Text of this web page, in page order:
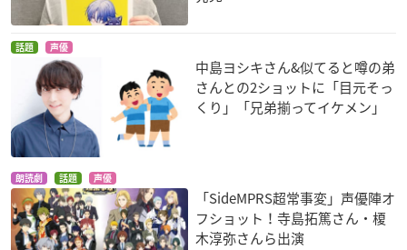
話題 声優
中島ヨシキさん&似てると噂の弟
さんとの2ショットに「目元そっ
くり」「兄弟揃ってイケメン」
朗読劇 話題 声優
「SideMPRS超常事変」声優陣オ
フショット！寺島拓篤さん・榎
木淳弥さんら出演